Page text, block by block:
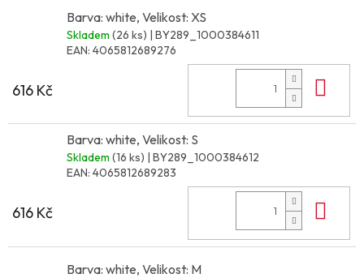
Barva: white, Velikost: XS
Skladem (26 ks) | BY289_1000384611
EAN: 4065812689276
616 Kč
Barva: white, Velikost: S
Skladem (16 ks) | BY289_1000384612
EAN: 4065812689283
616 Kč
Barva: white, Velikost: M